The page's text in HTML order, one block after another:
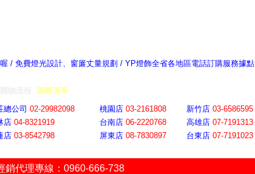
/ 免費燈光設計、窗簾丈量規劃 / YP燈飾全省各地區電話訂購服務據點
選購清單
總公司 02-29982098 桃園店 03-2161808 新竹店 03-6586595
店 04-8321919 台南店 06-2220768 高雄店 07-7191313
店 03-8542798 屏東店 08-7830897 台東店 07-7191023
銷代理專線：0960-666-738